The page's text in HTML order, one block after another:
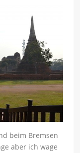
beim Bremsen
aber ich wage